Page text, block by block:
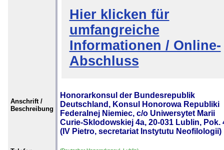
Hier klicken für
umfangreiche
Informationen / Online-
Abschluss
Anschrift /
Beschreibung
Honorarkonsul der Bundesrepublik
Deutschland, Konsul Honorowa Republiki
Federalnej Niemiec, c/o Uniwersytet Marii
Curie-Sklodowskiej 4a, 20-031 Lublin, Pok.
(IV Pietro, secretariat Instytutu Neofilologii)